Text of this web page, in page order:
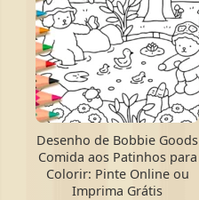
Desenho de Bobbie Goods
Comida aos Patinhos para
Colorir: Pinte Online ou
Imprima Grátis